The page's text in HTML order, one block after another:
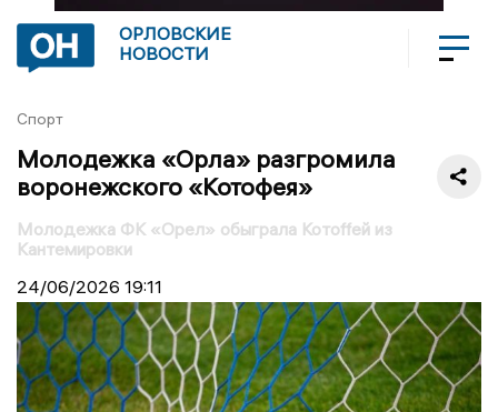
ОРЛОВСКИЕ
НОВОСТИ
Спорт
Молодежка «Орла» разгромила
воронежского «Котофея»
Молодежка ФК «Орел» обыграла Котоffей из
Кантемировки
24/06/2026 19:11